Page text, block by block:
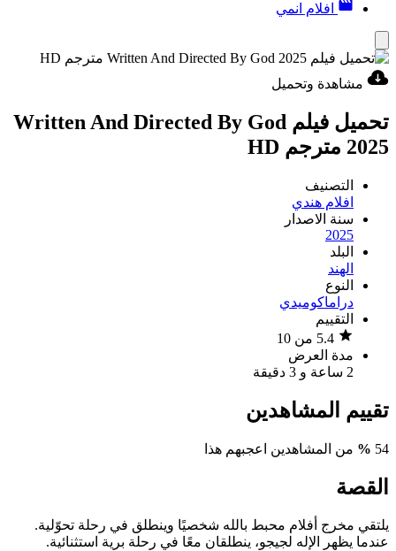
افلام انمي
مشاهدة وتحميل
تحميل فيلم Written And Directed By God
2025 مترجم HD
التصنيف
افلام هندي
سنة الاصدار
2025
البلد
الهند
النوع
دراماكوميدي
التقييم
مدة العرض
2 ساعة و 3 دقيقة
تقييم المشاهدين
54
% من المشاهدين اعجبهم هذا
القصة
يلتقي مخرج أفلام محبط بالله شخصيًا وينطلق في رحلة تحوّلية.
عندما يظهر الإله لجيجو، ينطلقان معًا في رحلة برية استثنائية.